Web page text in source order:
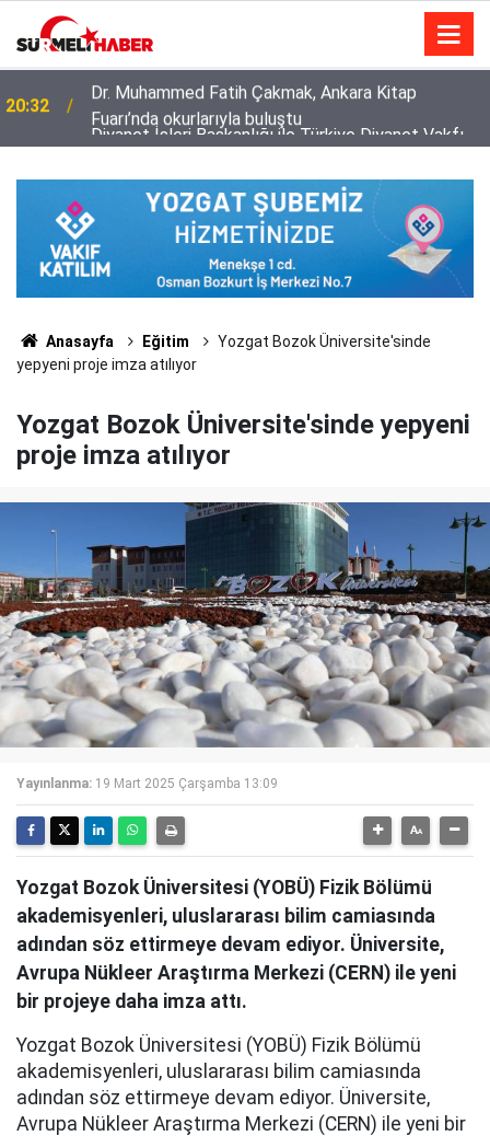
14:52
Diyanet İşleri Başkanlığı ile Türkiye Diyanet Vakfı
milyonları sevindirdi
Anasayfa Eğitim
Yozgat Bozok Üniversite'sinde
yepyeni proje imza atılıyor
Yozgat Bozok Üniversite'sinde yepyeni
proje imza atılıyor
Yayınlanma: 19 Mart 2025 Çarşamba 13:09
Yozgat Bozok Üniversitesi (YOBÜ) Fizik Bölümü
akademisyenleri, uluslararası bilim camiasında
adından söz ettirmeye devam ediyor. Üniversite,
Avrupa Nükleer Araştırma Merkezi (CERN) ile yeni
bir projeye daha imza attı.
Yozgat Bozok Üniversitesi (YOBÜ) Fizik Bölümü
akademisyenleri, uluslararası bilim camiasında
adından söz ettirmeye devam ediyor. Üniversite,
Avrupa Nükleer Araştırma Merkezi (CERN) ile yeni bir